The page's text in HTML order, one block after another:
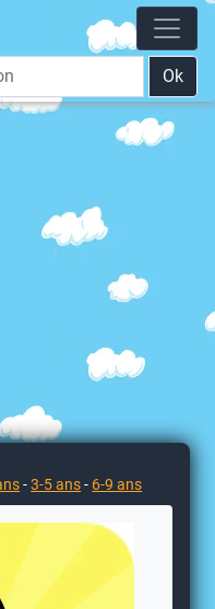
Ok
-3-5 ans- 6-9 ans